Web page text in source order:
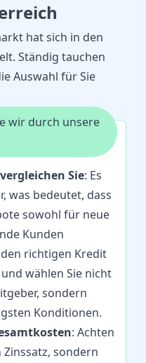
hat sich in den
Ständig tauchen
Auswahl für Sie
wir durch unsere
Sie: Es
was bedeutet, dass
sowohl für neue
Kunden
richtigen Kredit
wählen Sie nicht
sondern
Konditionen.
: Achten
sondern